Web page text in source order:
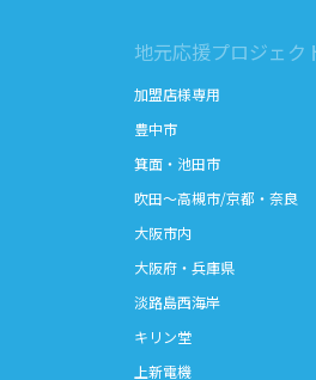
地元応援プロジェク
加盟店様専用
豊中市
箕面・池田市
吹田～高槻市/京都・奈良
大阪市内
大阪府・兵庫県
淡路島西海岸
キリン堂
上新電機